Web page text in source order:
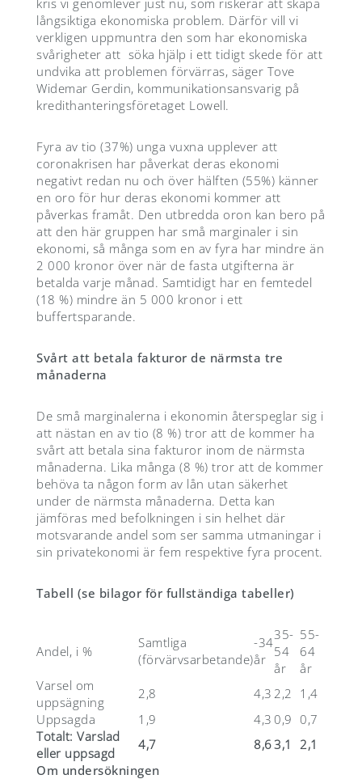
långsiktiga ekonomiska problem. Därför vill vi
verkligen uppmuntra den som har ekonomiska
svårigheter att söka hjälp i ett tidigt skede för att
undvika att problemen förvärras, säger Tove
Widemar Gerdin, kommunikationsansvarig på
kredithanteringsföretaget Lowell.
Fyra av tio (37%) unga vuxna upplever att
coronakrisen har påverkat deras ekonomi
negativt redan nu och över hälften (55%) känner
en oro för hur deras ekonomi kommer att
påverkas framåt. Den utbredda oron kan bero på
att den här gruppen har små marginaler i sin
ekonomi, så många som en av fyra har mindre än
2 000 kronor över när de fasta utgifterna är
betalda varje månad. Samtidigt har en femtedel
(18 %) mindre än 5 000 kronor i ett
buffertsparande.
Svårt att betala fakturor de närmsta tre
månaderna
De små marginalerna i ekonomin återspeglar sig i
att nästan en av tio (8 %) tror att de kommer ha
svårt att betala sina fakturor inom de närmsta
månaderna. Lika många (8 %) tror att de kommer
behöva ta någon form av lån utan säkerhet
under de närmsta månaderna. Detta kan
jämföras med befolkningen i sin helhet där
motsvarande andel som ser samma utmaningar i
sin privatekonomi är fem respektive fyra procent.
Tabell (se bilagor för fullständiga tabeller)
Andel, i %
Samtliga
(förvärvsarbetande)
-34
år
35-
54
år
55-
64
år
Varsel om
uppsägning
2,8 4,3 2,2
1,4
Uppsagda
1,9 4,3 0,9 0,7
Totalt: Varslad
eller uppsagd
4,7 8,63,1
2,1
Om undersökningen